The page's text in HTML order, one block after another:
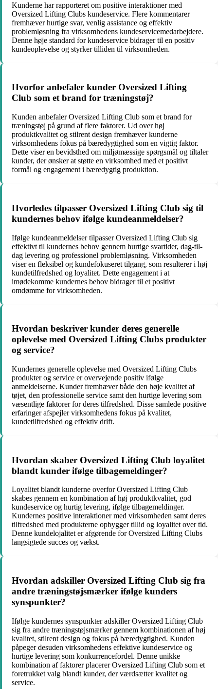
Kunderne har rapporteret om positive interaktioner med
Oversized Lifting Clubs kundeservice. Flere kommentarer
fremhæver hurtige svar, venlig assistance og effektiv
problemløsning fra virksomhedens kundeservicemedarbejdere.
Denne høje standard for kundeservice bidrager til en positiv
kundeoplevelse og styrker tilliden til virksomheden.
Hvorfor anbefaler kunder Oversized Lifting
Club som et brand for træningstøj?
Kunden anbefaler Oversized Lifting Club som et brand for
træningstøj på grund af flere faktorer. Ud over høj
produktkvalitet og stilrent design fremhæver kunderne
virksomhedens fokus på bæredygtighed som en vigtig faktor.
Dette viser en bevidsthed om miljømæssige spørgsmål og tiltaler
kunder, der ønsker at støtte en virksomhed med et positivt
formål og engagement i bæredygtig produktion.
Hvorledes tilpasser Oversized Lifting Club sig til
kundernes behov ifølge kundeanmeldelser?
Ifølge kundeanmeldelser tilpasser Oversized Lifting Club sig
effektivt til kundernes behov gennem hurtige svartider, dag-til-
dag levering og professionel problemløsning. Virksomheden
viser en fleksibel og kundefokuseret tilgang, som resulterer i høj
kundetilfredshed og loyalitet. Dette engagement i at
imødekomme kundernes behov bidrager til et positivt
omdømme for virksomheden.
Hvordan beskriver kunder deres generelle
oplevelse med Oversized Lifting Clubs produkter
og service?
Kundernes generelle oplevelse med Oversized Lifting Clubs
produkter og service er overvejende positiv ifølge
anmeldelserne. Kunder fremhæver både den høje kvalitet af
tøjet, den professionelle service samt den hurtige levering som
væsentlige faktorer for deres tilfredshed. Disse samlede positive
erfaringer afspejler virksomhedens fokus på kvalitet,
kundetilfredshed og effektiv drift.
Hvordan skaber Oversized Lifting Club loyalitet
blandt kunder ifølge tilbagemeldinger?
Loyalitet blandt kunderne overfor Oversized Lifting Club
skabes gennem en kombination af høj produktkvalitet, god
kundeservice og hurtig levering, ifølge tilbagemeldinger.
Kundernes positive interaktioner med virksomheden samt deres
tilfredshed med produkterne opbygger tillid og loyalitet over tid.
Denne kundelojalitet er afgørende for Oversized Lifting Clubs
langsigtede succes og vækst.
Hvordan adskiller Oversized Lifting Club sig fra
andre træningstøjsmærker ifølge kunders
synspunkter?
Ifølge kundernes synspunkter adskiller Oversized Lifting Club
sig fra andre træningstøjsmærker gennem kombinationen af høj
kvalitet, stilrent design og fokus på bæredygtighed. Kunden
påpeger desuden virksomhedens effektive kundeservice og
hurtige levering som konkurrencefordel. Denne unikke
kombination af faktorer placerer Oversized Lifting Club som et
foretrukket valg blandt kunder, der værdsætter kvalitet og
service.